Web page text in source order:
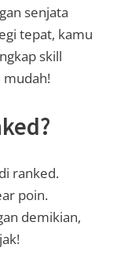
senjata
tepat, kamu
skill
mudah!
ranked.
poin.
demikian,